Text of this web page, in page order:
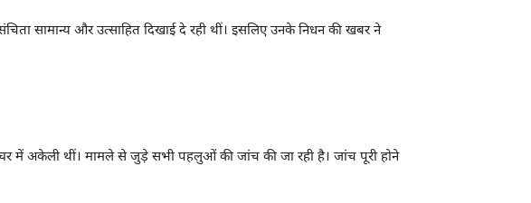
सामान्य और उत्साहित दिखाई दे रही थीं। इसलिए उनके निधन की खबर ने
घर में अकेली थीं। मामले से जुड़े सभी पहलुओं की जांच की जा रही है। जांच पूरी होने